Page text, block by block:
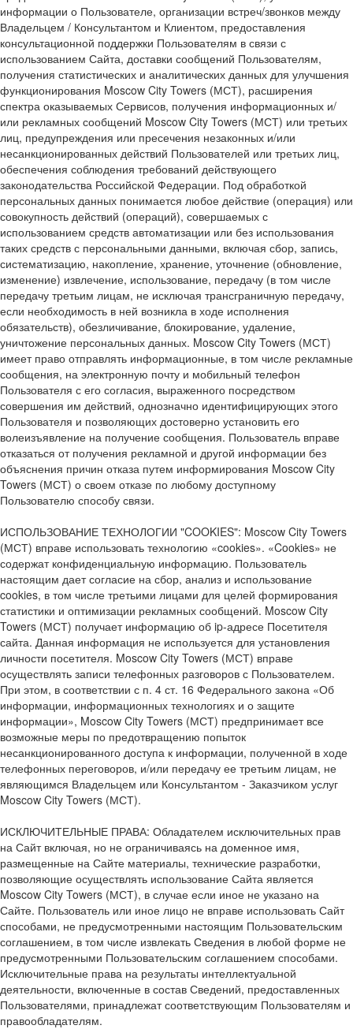
информации о Пользователе, организации встреч/звонков между
Владельцем / Консультантом и Клиентом, предоставления
консультационной поддержки Пользователям в связи с
использованием Сайта, доставки сообщений Пользователям,
получения статистических и аналитических данных для улучшения
функционирования Moscow City Towers (МСТ), расширения
спектра оказываемых Сервисов, получения информационных и/
или рекламных сообщений Moscow City Towers (МСТ) или третьих
лиц, предупреждения или пресечения незаконных и/или
несанкционированных действий Пользователей или третьих лиц,
обеспечения соблюдения требований действующего
законодательства Российской Федерации. Под обработкой
персональных данных понимается любое действие (операция) или
совокупность действий (операций), совершаемых с
использованием средств автоматизации или без использования
таких средств с персональными данными, включая сбор, запись,
систематизацию, накопление, хранение, уточнение (обновление,
изменение) извлечение, использование, передачу (в том числе
передачу третьим лицам, не исключая трансграничную передачу,
если необходимость в ней возникла в ходе исполнения
обязательств), обезличивание, блокирование, удаление,
уничтожение персональных данных. Moscow City Towers (МСТ)
имеет право отправлять информационные, в том числе рекламные
сообщения, на электронную почту и мобильный телефон
Пользователя с его согласия, выраженного посредством
совершения им действий, однозначно идентифицирующих этого
Пользователя и позволяющих достоверно установить его
волеизъявление на получение сообщения. Пользователь вправе
отказаться от получения рекламной и другой информации без
объяснения причин отказа путем информирования Moscow City
Towers (МСТ) о своем отказе по любому доступному
Пользователю способу связи.
ИСПОЛЬЗОВАНИЕ ТЕХНОЛОГИИ "COOKIES": Moscow City Towers
(МСТ) вправе использовать технологию «cookies». «Cookies» не
содержат конфиденциальную информацию. Пользователь
настоящим дает согласие на сбор, анализ и использование
cookies, в том числе третьими лицами для целей формирования
статистики и оптимизации рекламных сообщений. Moscow City
Towers (МСТ) получает информацию об ip-адресе Посетителя
сайта. Данная информация не используется для установления
личности посетителя. Moscow City Towers (МСТ) вправе
осуществлять записи телефонных разговоров с Пользователем.
При этом, в соответствии с п. 4 ст. 16 Федерального закона «Об
информации, информационных технологиях и о защите
информации», Moscow City Towers (МСТ) предпринимает все
возможные меры по предотвращению попыток
несанкционированного доступа к информации, полученной в ходе
телефонных переговоров, и/или передачу ее третьим лицам, не
являющимся Владельцем или Консультантом - Заказчиком услуг
Moscow City Towers (МСТ).
ИСКЛЮЧИТЕЛЬНЫЕ ПРАВА: Обладателем исключительных прав
на Сайт включая, но не ограничиваясь на доменное имя,
размещенные на Сайте материалы, технические разработки,
позволяющие осуществлять использование Сайта является
Moscow City Towers (МСТ), в случае если иное не указано на
Сайте. Пользователь или иное лицо не вправе использовать Сайт
способами, не предусмотренными настоящим Пользовательским
соглашением, в том числе извлекать Сведения в любой форме не
предусмотренными Пользовательским соглашением способами.
Исключительные права на результаты интеллектуальной
деятельности, включенные в состав Сведений, предоставленных
Пользователями, принадлежат соответствующим Пользователям и
правообладателям.